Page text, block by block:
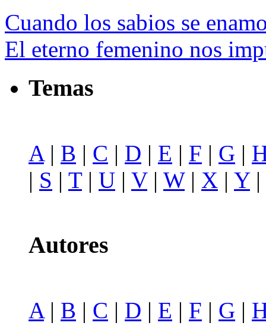
Cuando los sabios se
El eterno femenino nos
Temas
A | B | C | D | E | F | G |
| S | T| U | V| W| X | Y|
Autores
A| B | C | D | E | F | G |